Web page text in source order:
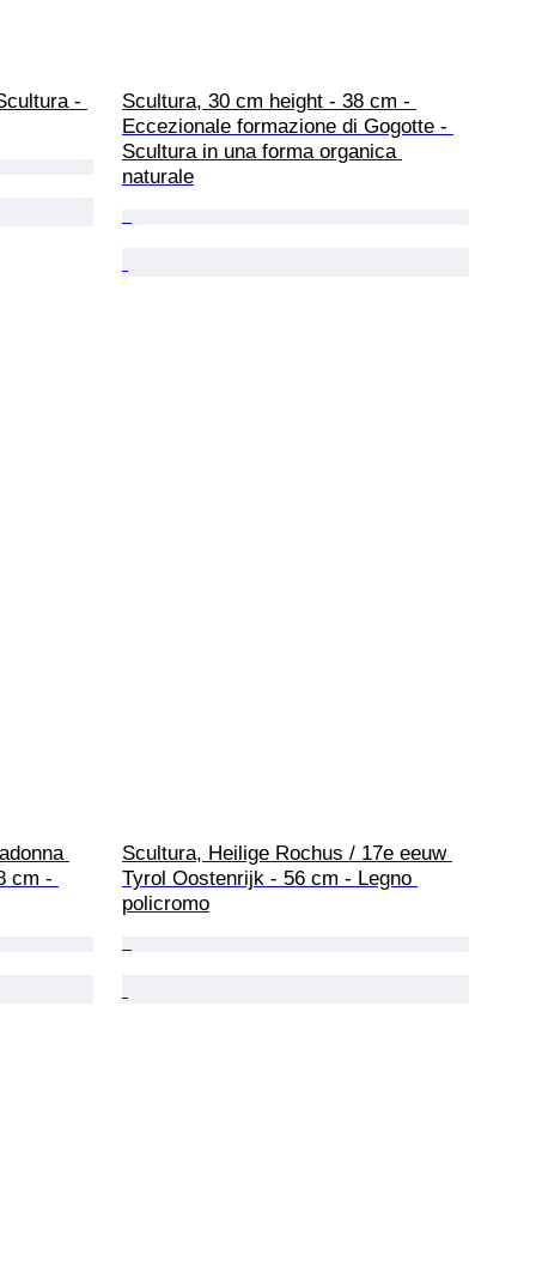
-
Scultura, 30 cm height - 38 cm -
Eccezionale formazione di Gogotte -
Scultura in una forma organica
naturale
cm -
Scultura, Heilige Rochus / 17e eeuw
Tyrol Oostenrijk - 56 cm - Legno
policromo